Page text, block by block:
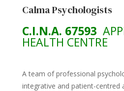
Calma Psychologists
C.I.N.A. 67593
HEALTH CENTRE
A team of professional
integrative and patient-centred